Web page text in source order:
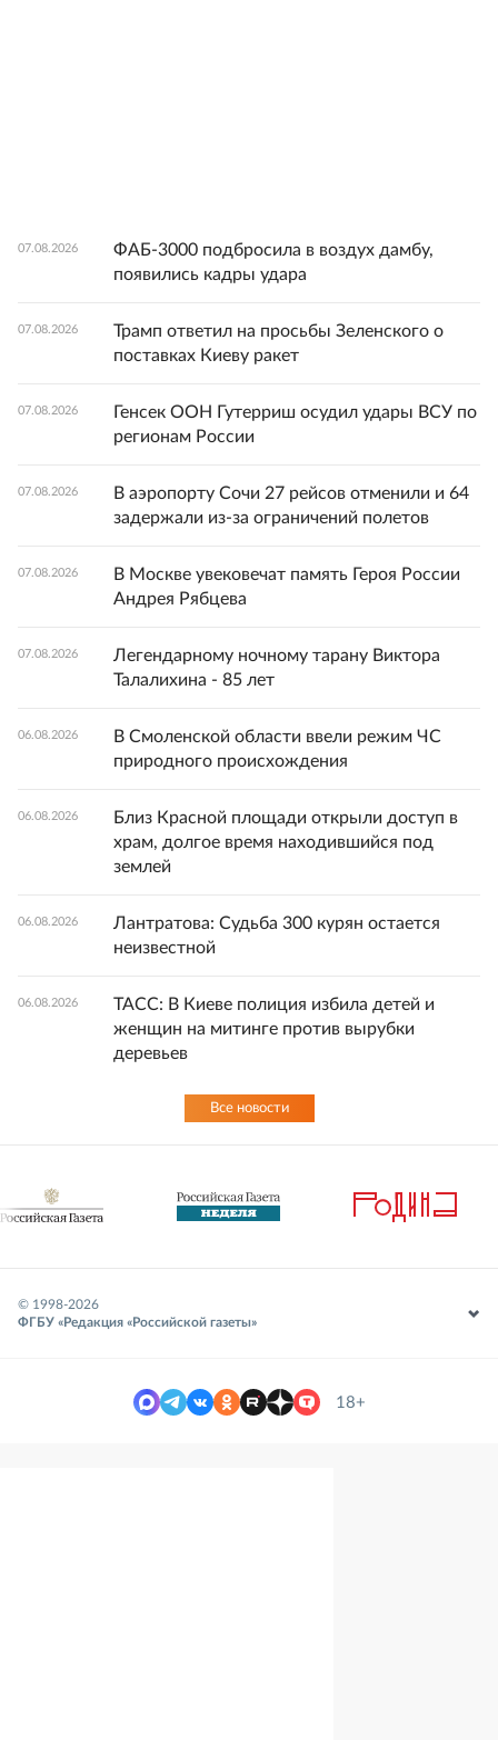
07.08.2026
ФАБ-3000 подбросила в воздух дамбу,
появились кадры удара
07.08.2026
Трамп ответил на просьбы Зеленского о
поставках Киеву ракет
07.08.2026
Генсек ООН Гутерриш осудил удары ВСУ по
регионам России
07.08.2026
В аэропорту Сочи 27 рейсов отменили и 64
задержали из-за ограничений полетов
07.08.2026
В Москве увековечат память Героя России
Андрея Рябцева
07.08.2026
Легендарному ночному тарану Виктора
Талалихина - 85 лет
06.08.2026
В Смоленской области ввели режим ЧС
природного происхождения
06.08.2026
Близ Красной площади открыли доступ в
храм, долгое время находившийся под
землей
06.08.2026
Лантратова: Судьба 300 курян остается
неизвестной
06.08.2026
ТАСС: В Киеве полиция избила детей и
женщин на митинге против вырубки
деревьев
Все новости
© 1998-2026
ФГБУ «Редакция «Российской газеты»
18+